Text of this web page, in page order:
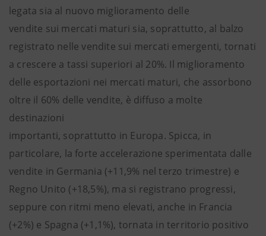
legata sia al nuovo miglioramento delle
vendite sui mercati maturi sia, soprattutto, al balzo
registrato nelle vendite sui mercati emergenti, tornati
a crescere a tassi superiori al 20%. Il miglioramento
delle esportazioni nei mercati maturi, che assorbono
oltre il 60% delle vendite, è diffuso a molte
destinazioni
importanti, soprattutto in Europa. Spicca, in
particolare, la forte accelerazione sperimentata dalle
vendite in Germania (+11,9% nel terzo trimestre) e
Regno Unito (+18,5%), ma si registrano progressi,
seppure con ritmi meno elevati, anche in Francia
(+2%) e Spagna (+1,1%), tornata in territorio positivo